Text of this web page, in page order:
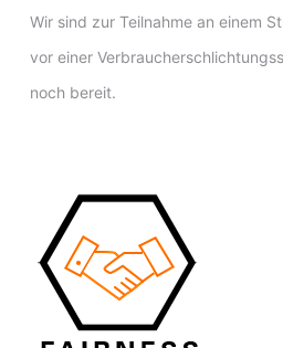
Wir sind zur Teilnahme an einem
vor einer
noch bereit.